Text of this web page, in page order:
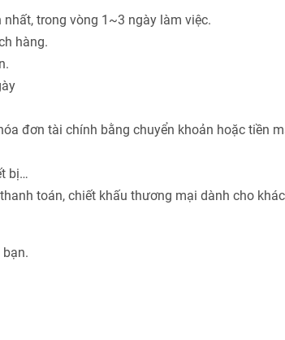
trong vòng 1~3 ngày làm việc.
hàng.
đơn tài chính bằng chuyển khoản hoặc tiền
bị…
toán, chiết khấu thương mại dành cho